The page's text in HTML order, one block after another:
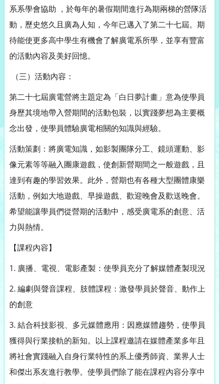
系系學會協助 ，於每年的暑假期間進行為期兩梯的營隊活
動，歷史悠久且廣為人知 ，今年已邁入了第二十七屆。期
待能使更多高中學生有機會了解廣電系所學，並享有豐富
的活動內容及美好回憶。
（三）活動內容：
第二十七屆廣電營將主題定為「白日夢計畫」意為使學員
身歷其境地帶入營期間的活動包裝，以實踐夢想為主要概
念出發， 使學員體驗廣電相關的知識與經驗。
活動策劃：將廣電知識，如影製團隊分工、鏡頭運動、影
像元素等等融入團康遊戲，使創新營期間之一般遊戲，且
達到有趣的學習效果。 此外，營期也有各種大型團體康樂
活動，例如大地遊戲、早操遊戲、 歡迎晚會及歡送晚會。
希望能讓學員們從營期的活動中， 感受廣電系的創意、活
力與熱情。
【課程內容】
1. 廣播、電視、電影產製：使學員充分了解媒體產製現況
2. 編劇與聲音課程、肢體課程：激發學員於聲音、動作上
的創意
3. 結合科技影視、多元媒體應用：因應媒體趨勢， 使學員
獲得與行業接軌的新知。以上課程邀請在媒體產業多年且
將社會實踐融入自身行業特性的系上優秀師資、 業界人士
和傑出系友進行教學。 使學員們除了能在課程內容分享中